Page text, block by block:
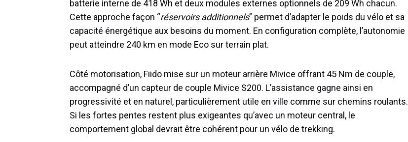
batterie interne de 418 Wh et deux modules externes optionnels de 209 Wh chacun.
Cette approche façon “réservoirs additionnels” permet d’adapter le poids du vélo et sa
capacité énergétique aux besoins du moment. En configuration complète, l’autonomie
peut atteindre 240 km en mode Eco sur terrain plat.
Côté motorisation, Fiido mise sur un moteur arrière Mivice offrant 45 Nm de couple,
accompagné d’un capteur de couple Mivice S200. L’assistance gagne ainsi en
progressivité et en naturel, particulièrement utile en ville comme sur chemins roulants.
Si les fortes pentes restent plus exigeantes qu’avec un moteur central, le
comportement global devrait être cohérent pour un vélo de trekking.